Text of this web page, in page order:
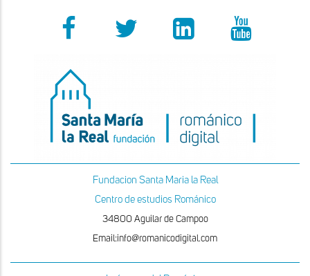
Fundacion Santa Maria la Real
Centro de estudios Románico
34800 Aguilar de Campoo
Email:info@romanicodigital.com